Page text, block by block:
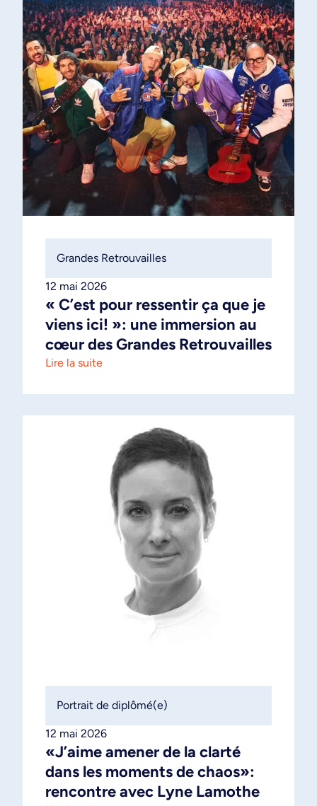
12 mai 2026
Grandes Retrouvailles
« C’est pour ressentir ça que je
viens ici! »: une immersion au
cœur des Grandes Retrouvailles
Lire la suite
12 mai 2026
Portrait de diplômé(e)
«J’aime amener de la clarté
dans les moments de chaos»:
rencontre avec Lyne Lamothe